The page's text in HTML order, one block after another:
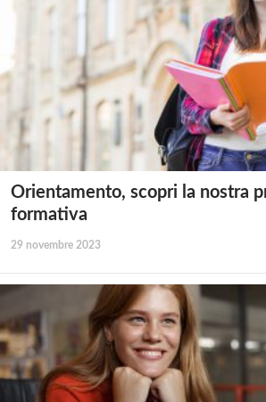
Orientamento, scopri la nostra
formativa
29 novembre 2023